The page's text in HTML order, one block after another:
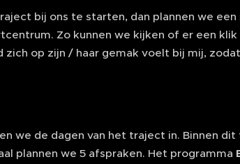
bij ons te starten, dan plannen we
Zo kunnen we kijken of er een
op zijn / haar gemak voelt bij mij,
we de dagen van het traject in. Binnen
plannen we 5 afspraken. Het programma